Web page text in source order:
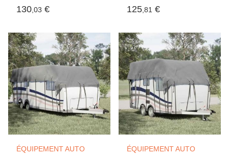
tissé (Gris)
130,03 €
tissé (Gris)
125,81 €
ÉQUIPEMENT AUTO ÉQUIPEMENT AUTO